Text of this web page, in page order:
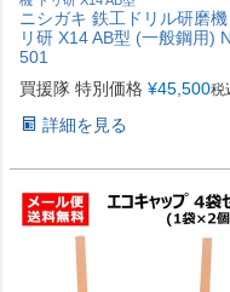
ニシガキ 鉄工ドリル研磨機
リ研 X14 AB型 (一般鋼用)
501
買援隊 特別価格 ¥45,500税
詳細を見る